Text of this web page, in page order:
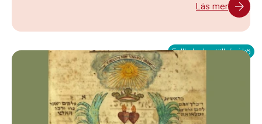
Läs mer
Fullbokad - ställ dig i kö